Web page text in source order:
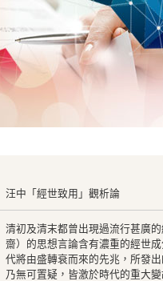
汪中「經世致用」觀析論
清初及清末都曾出現過流行甚廣
齋）的思想言論含有濃重的經世
代將由盛轉衰而來的先兆，所發
乃無可置疑，皆激於時代的重大